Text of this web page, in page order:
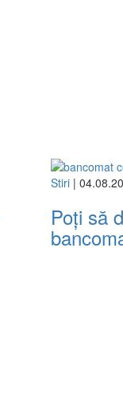
Stiri|
Poți să